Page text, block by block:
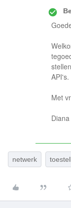
API's.
Met
Diana
netwerk